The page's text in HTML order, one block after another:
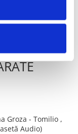
Groza - Tomilio ,
Audio)